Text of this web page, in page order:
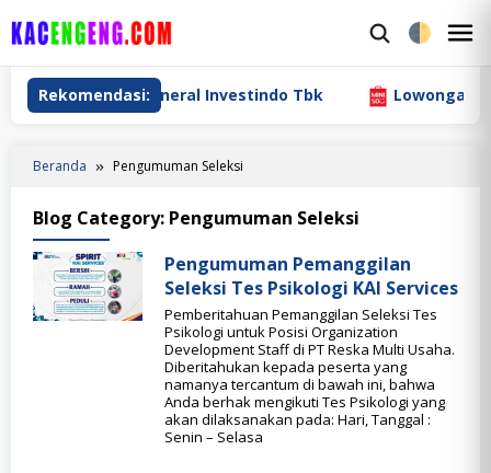
Rekomendasi:
Kerja PT Cita Mineral Investindo Tbk Lowongan
Beranda Pengumuman Seleksi
Blog Category: Pengumuman Seleksi
Pengumuman Pemanggilan
Seleksi Tes Psikologi KAI Services
Pemberitahuan Pemanggilan Seleksi Tes
Psikologi untuk Posisi Organization
Development Staff di PT Reska Multi Usaha.
Diberitahukan kepada peserta yang
namanya tercantum di bawah ini, bahwa
Anda berhak mengikuti Tes Psikologi yang
akan dilaksanakan pada: Hari, Tanggal :
Senin – Selasa